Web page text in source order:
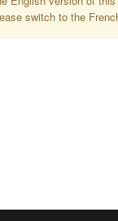
switch to the